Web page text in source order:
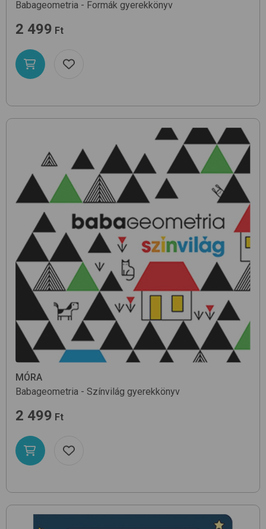
Babageometria - Formák gyerekkönyv
2 499 Ft
MÓRA
Babageometria - Színvilág gyerekkönyv
2 499 Ft